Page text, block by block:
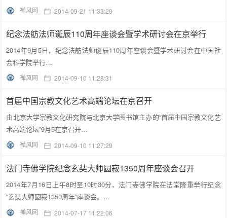
禅风网 2014-09-21 11:33:29
纪念法舫法师诞辰110周年座谈会暨学术研讨会在京举行
2014年9月5日，纪念法舫法师诞辰110周年座谈会暨学术研讨会在中国社
会科学院举行…
禅风网 2014-09-10 11:28:31
首届中国宗教文化艺术高端论坛在京召开
由北京大学宗教文化研究院与北京大学图书馆主办的“首届中国宗教文化艺
术高端论坛”9月5在京召开…
禅风网 2014-09-10 11:27:29
法门寺佛学院纪念玄奘大师圆寂1350周年座谈会召开
2014年7月16日上午8时至10时30分，法门寺佛学院在法堂隆重举行纪念
“玄奘大师圆寂1350周年”座谈会。…
禅风网 2014-07-17 11:22:06